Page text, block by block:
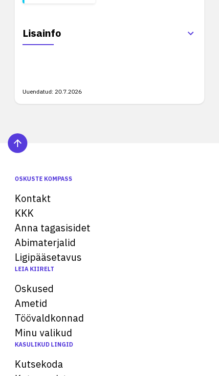
Lisainfo
Uuendatud: 20.7.2026
OSKUSTE KOMPASS
Kontakt
KKK
Anna tagasisidet
Abimaterjalid
Ligipääsetavus
LEIA KIIRELT
Oskused
Ametid
Töövaldkonnad
Minu valikud
KASULIKUD LINGID
Kutsekoda